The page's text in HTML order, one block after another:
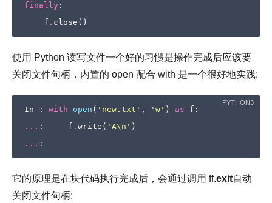
finally :
f . close ()
使用 Python 读写文件一个好的习惯是操作完成后应该要
关闭文件句柄，内置的 open 配合 with 是一个很好地实践:
In : with open ( 'new.txt' , 'w' ) as f :
... : f . write ( 'A\n ' )
... :
它的原理是在块代码执行完成后，会通过调用 ff.exit自动
关闭文件句柄: